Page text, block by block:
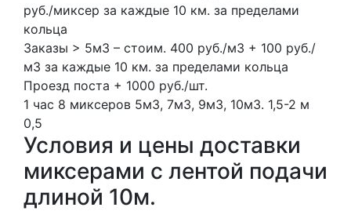
руб./миксер за каждые 10 км. за пределами
кольца
Заказы > 5м3 – стоим. 400 руб./м3 + 100 руб./
м3 за каждые 10 км. за пределами кольца
Проезд поста + 1000 руб./шт.
1 час 8 миксеров 5м3, 7м3, 9м3, 10м3. 1,5-2 м
0,5
Условия и цены доставки
миксерами с лентой подачи
длиной 10м.